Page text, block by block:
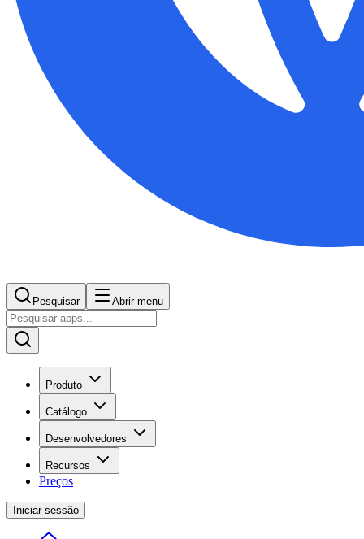
Pesquisar Abrir menu
Produto
Catálogo
Desenvolvedores
Recursos
Preços
Iniciar sessão